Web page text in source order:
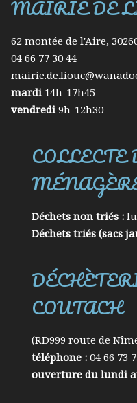
MAIRIE DE
62 montée de l'Aire,
04 66 77 30 44
mardi14h-17h45
vendredi9h-12h30
COLLECTE
Déchets non triés :
Déchets triés (sacs
COUTACH
(RD999 route de
téléphone :04 66 73
ouverture du lundi